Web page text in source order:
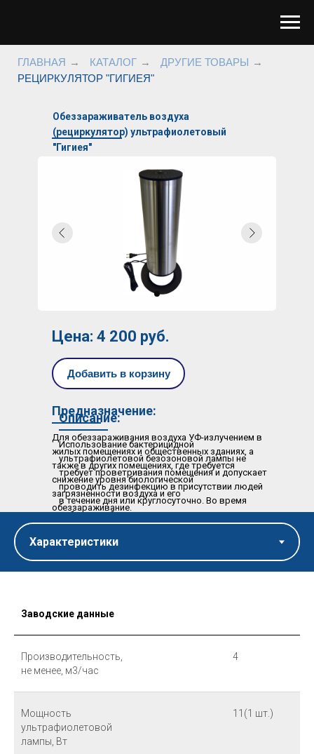
ГЛАВНАЯ → КАТАЛОГ → ДРУГИЕ ТОВАРЫ →
РЕЦИРКУЛЯТОР "ГИГИЕЯ"
Добавить в корзину
Цена: 4 200 руб.
Предназначение:
Обеззараживатель воздуха
(рециркулятор) ультрафиолетовый
"Гигиея"
Для обеззараживания воздуха УФ-излучением в
жилых помещениях и общественных зданиях, а
также в других помещениях, где требуется
снижение уровня биологической
загрязненности воздуха и его
обеззараживание.
Описание:
Использование бактерицидной
ультрафиолетовой безозоновой лампы не
требует проветривания помещения и допускает
проводить дезинфекцию в присутствии людей
в течение дня или круглосуточно. Во время
работы прибора не происходит выделения
Установка: напольная и на стену (нижний
Заводские данные
Производительность,
не менее, м3/час
4
Мощность
ультрафиолетовой
лампы, Вт
11(1 шт.)